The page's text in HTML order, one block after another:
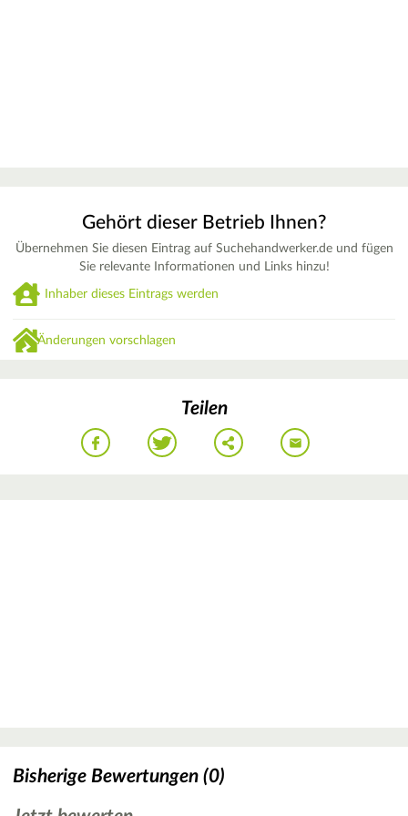
Gehört dieser Betrieb Ihnen?
Übernehmen Sie diesen Eintrag auf Suchehandwerker.de und fügen
Sie relevante Informationen und Links hinzu!
Inhaber dieses Eintrags werden
Änderungen vorschlagen
Teilen
Bisherige Bewertungen (0)